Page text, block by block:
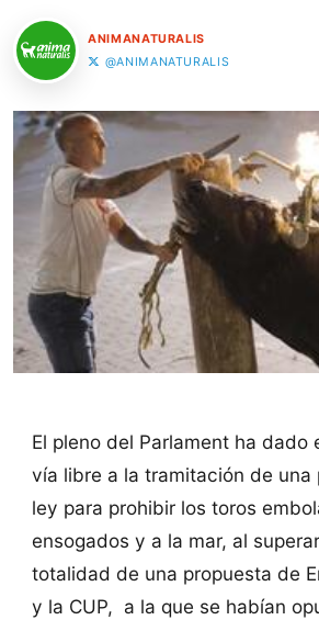
ANIMANATURALIS
@ANIMANATURALIS
El pleno del Parlament ha dado
vía libre a la tramitación de una
ley para prohibir los toros
ensogados y a la mar, al
totalidad de una propuesta de
y la CUP, a la que se habían